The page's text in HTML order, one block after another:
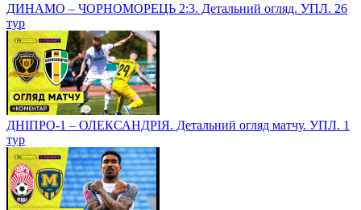
ДИНАМО – ЧОРНОМОРЕЦЬ 2:3. Детальний огляд. УПЛ. 26
тур
ДНІПРО-1 – ОЛЕКСАНДРІЯ. Детальний огляд матчу. УПЛ. 1
тур